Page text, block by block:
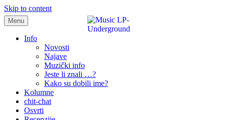
Skip to content
samo muzika i …..
Menu
Info
Novosti
Najave
Muzički info
Jeste li znali …?
Kako su dobili ime?
Kolumne
chit-chat
Osvrti